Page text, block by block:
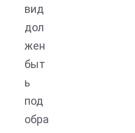
вид
дол
жен
быт
ь
под
обра